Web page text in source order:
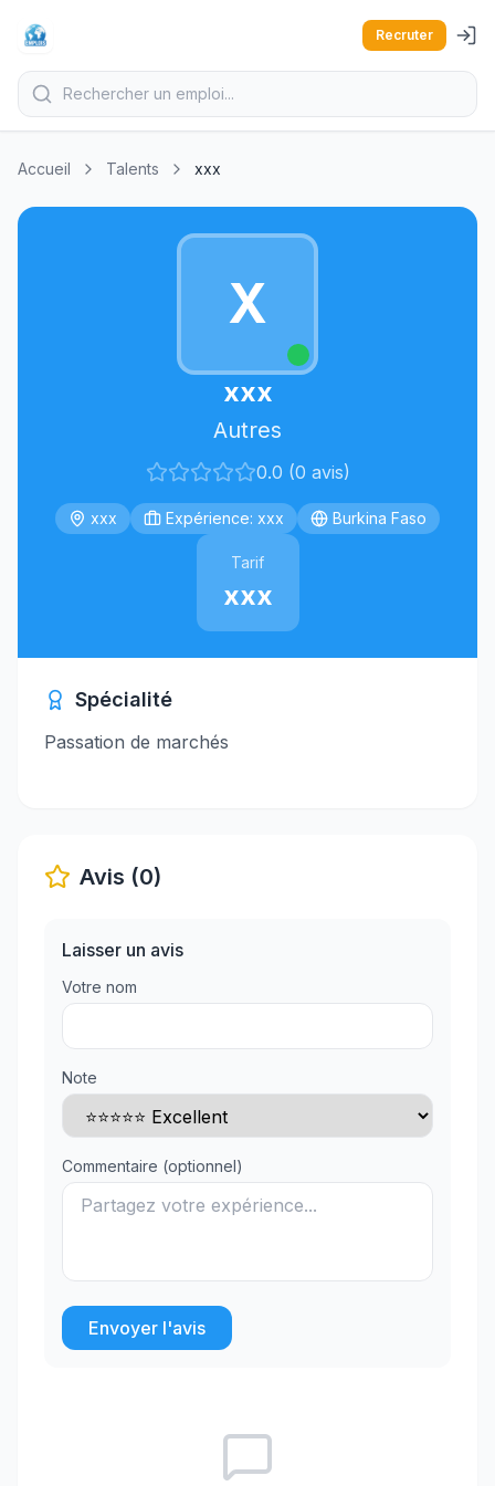
Recruter
Accueil Talents xxx
X
xxx
Autres
0.0 (0 avis)
xxx Expérience: xxx Burkina Faso
Tarif
xxx
Spécialité
Passation de marchés
Avis (0)
Laisser un avis
Votre nom
Note
Commentaire (optionnel)
Envoyer l'avis